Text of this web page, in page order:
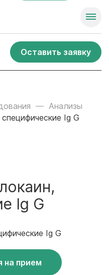
Оставить заявку
Анализы
Ig G
Ig G
Ig G
на прием